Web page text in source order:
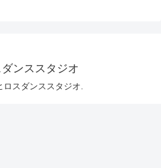
ダンススタジオ
スダンススタジオ.